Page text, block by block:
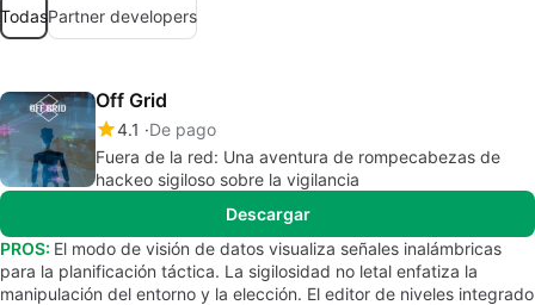
TodasPartner developers
Off Grid
4.1
De pago
Fuera de la red: Una aventura de rompecabezas de
hackeo sigiloso sobre la vigilancia
Descargar
PROS: El modo de visión de datos visualiza señales inalámbricas
para la planificación táctica. La sigilosidad no letal enfatiza la
manipulación del entorno y la elección. El editor de niveles integrado